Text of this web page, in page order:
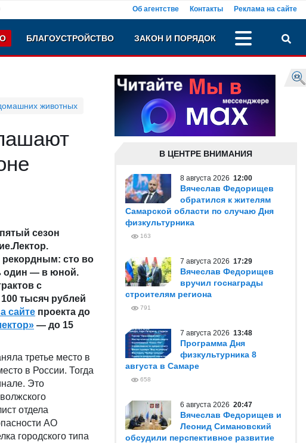
Об агентстве Контакты Реклама на сайте
БЛАГОУСТРОЙСТВО ЗАКОН И ПОРЯДОК
животных
сезон
.Лектор.
рекордным: сто во
один — в юной.
с
тысяч рублей
сайте проекта до
— до 15
третье место в
в России. Тогда
Это
отдела
АО
городского типа
В ЦЕНТРЕ ВНИМАНИЯ
8 августа 2026 12:00
Вячеслав Федорищев
обратился к жителям
Самарской области по случаю Дня
физкультурника
163
7 августа 2026 17:29
Вячеслав Федорищев
вручил госнаграды
строителям региона
791
7 августа 2026 13:48
Программа Дня
физкультурника 8
августа в Самаре
658
6 августа 2026 20:47
Вячеслав Федорищев и
Леонид Симановский
обсудили перспективное развитие